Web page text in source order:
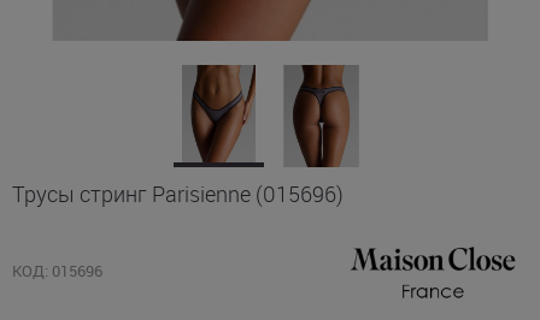
Трусы стринг Parisienne (015696)
КОД: 015696